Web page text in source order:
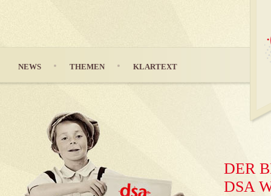
DER
DSA
NEWS THEMEN KLARTEXT